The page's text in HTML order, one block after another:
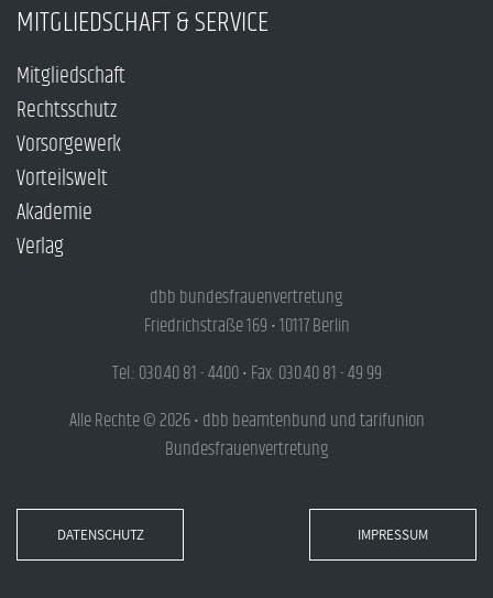
MITGLIEDSCHAFT & SERVICE
Mitgliedschaft
Rechtsschutz
Vorsorgewerk
Vorteilswelt
Akademie
Verlag
dbb bundesfrauenvertretung
Friedrichstraße 169 • 10117 Berlin
Tel.: 030.40 81 - 4400 • Fax: 030.40 81 - 49 99
Alle Rechte © 2026 • dbb beamtenbund und tarifunion
Bundesfrauenvertretung
DATENSCHUTZ IMPRESSUM